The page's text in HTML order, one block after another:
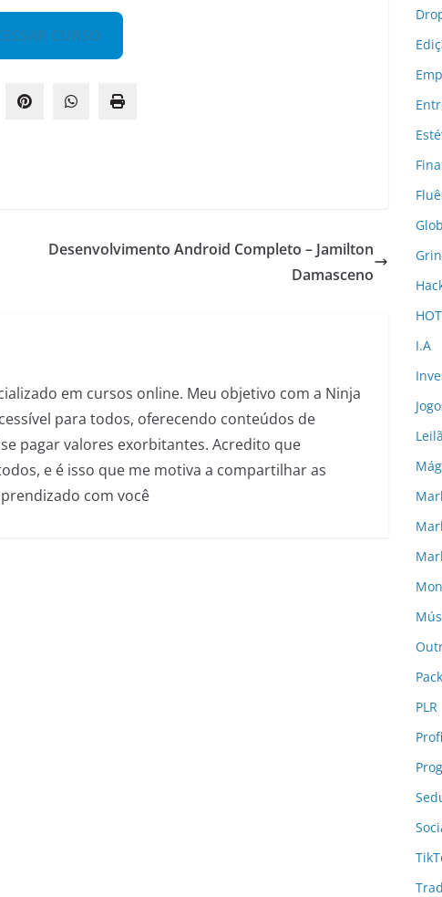
CURSO
Desenvolvimento Android Completo – Jamilton
Damasceno
em cursos online. Meu objetivo com a Ninja
para todos, oferecendo conteúdos de
pagar valores exorbitantes. Acredito que
e é isso que me motiva a compartilhar as
com você
I.A
PLR